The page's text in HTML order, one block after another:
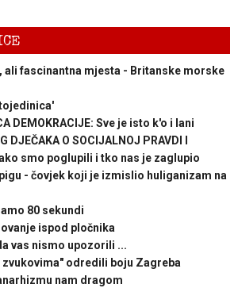
ali fascinantna mjesta - Britanske morske
DEMOKRACIJE: Sve je isto k'o i lani
DJEČAKA O SOCIJALNOJ PRAVDI I
smo poglupili i tko nas je zaglupio
- čovjek koji je izmislio huliganizam na
80 sekundi
ispod pločnika
vas nismo upozorili ...
zvukovima" odredili boju Zagreba
nam dragom